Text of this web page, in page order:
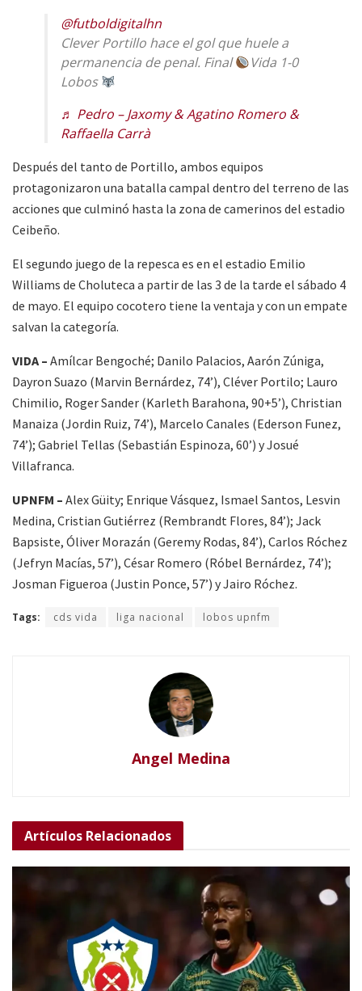
@futboldigitalhn
Clever Portillo hace el gol que huele a
permanencia de penal. Final
Vida 1-0
Lobos
♬ Pedro – Jaxomy & Agatino Romero &
Raffaella Carrà
Después del tanto de Portillo, ambos equipos
protagonizaron una batalla campal dentro del terreno de las
acciones que culminó hasta la zona de camerinos del estadio
Ceibeño.
El segundo juego de la repesca es en el estadio Emilio
Williams de Choluteca a partir de las 3 de la tarde el sábado 4
de mayo. El equipo cocotero tiene la ventaja y con un empate
salvan la categoría.
VIDA – Amílcar Bengoché; Danilo Palacios, Aarón Zúniga,
Dayron Suazo (Marvin Bernárdez, 74’), Cléver Portilo; Lauro
Chimilio, Roger Sander (Karleth Barahona, 90+5’), Christian
Manaiza (Jordin Ruiz, 74’), Marcelo Canales (Ederson Funez,
74’); Gabriel Tellas (Sebastián Espinoza, 60’) y Josué
Villafranca.
UPNFM – Alex Güity; Enrique Vásquez, Ismael Santos, Lesvin
Medina, Cristian Gutiérrez (Rembrandt Flores, 84’); Jack
Bapsiste, Óliver Morazán (Geremy Rodas, 84’), Carlos Róchez
(Jefryn Macías, 57’), César Romero (Róbel Bernárdez, 74’);
Josman Figueroa (Justin Ponce, 57’) y Jairo Róchez.
Tags: cds vida liga nacional lobos upnfm
Angel Medina
Artículos Relacionados